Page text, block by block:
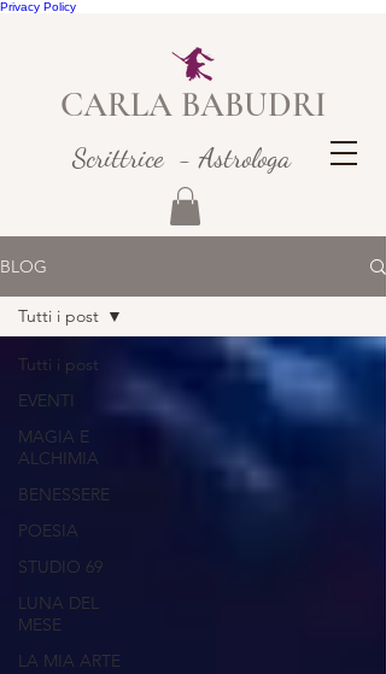
Privacy Policy
CARLA BABUDRI
Scrittrice - Astrologa
BLOG
Tutti i post
EVENTI
MAGIA E
ALCHIMIA
BENESSERE
POESIA
STUDIO 69
LUNA DEL
MESE
LA MIA ARTE
Tutti i post